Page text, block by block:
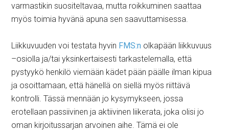
varmastikin suositeltavaa, mutta roikkuminen saattaa
myös toimia hyvänä apuna sen saavuttamisessa.
Liikkuvuuden voi testata hyvin FMS:n olkapään liikkuvuus
–osiolla ja/tai yksinkertaisesti tarkastelemalla, että
pystyykö henkilö viemään kädet pään päälle ilman kipua
ja osoittamaan, että hänellä on siellä myös riittävä
kontrolli. Tässä mennään jo kysymykseen, jossa
erotellaan passiivinen ja aktiivinen liikerata, joka olisi jo
oman kirjoitussarjan arvoinen aihe. Tämä ei ole